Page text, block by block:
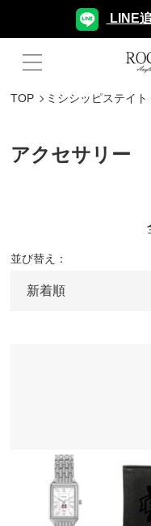
LINE
TOP ミシシッピステイ
アクセサリー
並び替え：